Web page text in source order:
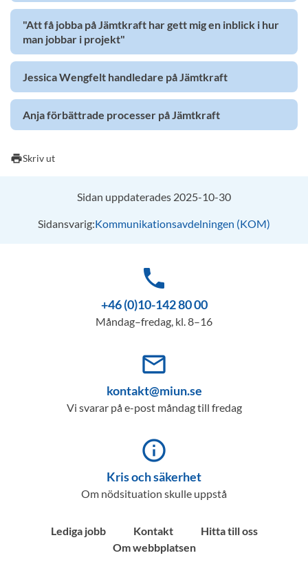
"Att få jobba på Jämtkraft har gett mig en inblick i hur
man jobbar i projekt"
Jessica Wengfelt handledare på Jämtkraft
Anja förbättrade processer på Jämtkraft
printSkriv ut
Sidan uppdaterades 2025-10-30
Sidansvarig:Kommunikationsavdelningen (KOM)
phone
+46 (0)10-142 80 00
Måndag–fredag, kl. 8–16
mail_outline
kontakt@miun.se
Vi svarar på e-post måndag till fredag
info_outline
Kris och säkerhet
Om nödsituation skulle uppstå
Lediga jobb Kontakt
Hitta till oss
Om webbplatsen